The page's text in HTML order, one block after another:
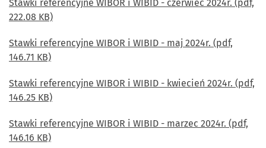
Stawki referencyjne WIBOR i WIBID - czerwiec 2024r. (pdf,
222.08 KB)
Stawki referencyjne WIBOR i WIBID - maj 2024r. (pdf,
146.71 KB)
Stawki referencyjne WIBOR i WIBID - kwiecień 2024r. (pdf,
146.25 KB)
Stawki referencyjne WIBOR i WIBID - marzec 2024r. (pdf,
146.16 KB)